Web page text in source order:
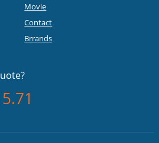
Movie
Contact
Brrands